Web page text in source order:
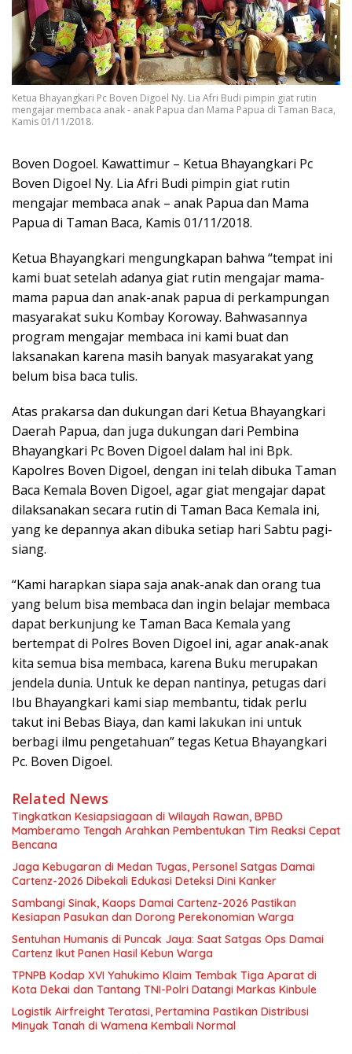
Ketua Bhayangkari Pc Boven Digoel Ny. Lia Afri Budi pimpin giat rutin
mengajar membaca anak - anak Papua dan Mama Papua di Taman Baca,
Kamis 01/11/2018.
Boven Dogoel. Kawattimur – Ketua Bhayangkari Pc
Boven Digoel Ny. Lia Afri Budi pimpin giat rutin
mengajar membaca anak – anak Papua dan Mama
Papua di Taman Baca, Kamis 01/11/2018.
Ketua Bhayangkari mengungkapan bahwa “tempat ini
kami buat setelah adanya giat rutin mengajar mama-
mama papua dan anak-anak papua di perkampungan
masyarakat suku Kombay Koroway. Bahwasannya
program mengajar membaca ini kami buat dan
laksanakan karena masih banyak masyarakat yang
belum bisa baca tulis.
Atas prakarsa dan dukungan dari Ketua Bhayangkari
Daerah Papua, dan juga dukungan dari Pembina
Bhayangkari Pc Boven Digoel dalam hal ini Bpk.
Kapolres Boven Digoel, dengan ini telah dibuka Taman
Baca Kemala Boven Digoel, agar giat mengajar dapat
dilaksanakan secara rutin di Taman Baca Kemala ini,
yang ke depannya akan dibuka setiap hari Sabtu pagi-
siang.
“Kami harapkan siapa saja anak-anak dan orang tua
yang belum bisa membaca dan ingin belajar membaca
dapat berkunjung ke Taman Baca Kemala yang
bertempat di Polres Boven Digoel ini, agar anak-anak
kita semua bisa membaca, karena Buku merupakan
jendela dunia. Untuk ke depan nantinya, petugas dari
Ibu Bhayangkari kami siap membantu, tidak perlu
takut ini Bebas Biaya, dan kami lakukan ini untuk
berbagi ilmu pengetahuan” tegas Ketua Bhayangkari
Pc. Boven Digoel.
Related News
Tingkatkan Kesiapsiagaan di Wilayah Rawan, BPBD
Mamberamo Tengah Arahkan Pembentukan Tim Reaksi Cepat
Bencana
Jaga Kebugaran di Medan Tugas, Personel Satgas Damai
Cartenz-2026 Dibekali Edukasi Deteksi Dini Kanker
Sambangi Sinak, Kaops Damai Cartenz-2026 Pastikan
Kesiapan Pasukan dan Dorong Perekonomian Warga
Sentuhan Humanis di Puncak Jaya: Saat Satgas Ops Damai
Cartenz Ikut Panen Hasil Kebun Warga
TPNPB Kodap XVI Yahukimo Klaim Tembak Tiga Aparat di
Kota Dekai dan Tantang TNI-Polri Datangi Markas Kinbule
Logistik Airfreight Teratasi, Pertamina Pastikan Distribusi
Minyak Tanah di Wamena Kembali Normal